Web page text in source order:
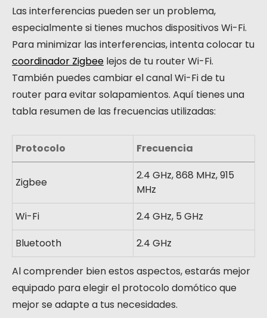
Las interferencias pueden ser un problema,
especialmente si tienes muchos dispositivos Wi-Fi.
Para minimizar las interferencias, intenta colocar tu
coordinador Zigbee lejos de tu router Wi-Fi.
También puedes cambiar el canal Wi-Fi de tu
router para evitar solapamientos. Aquí tienes una
tabla resumen de las frecuencias utilizadas:
Protocolo Frecuencia
Zigbee
2.4 GHz, 868 MHz, 915
MHz
Wi-Fi
2.4 GHz, 5 GHz
Bluetooth
2.4 GHz
Al comprender bien estos aspectos, estarás mejor
equipado para elegir el protocolo domótico que
mejor se adapte a tus necesidades.